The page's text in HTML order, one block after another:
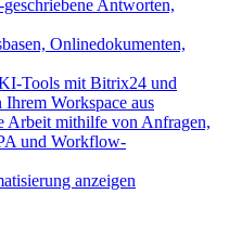
Antworten,
Onlinedokumenten,
Tools mit Bitrix24 und
Workspace aus
Arbeit mithilfe von Anfragen,
und Workflow-
anzeigen